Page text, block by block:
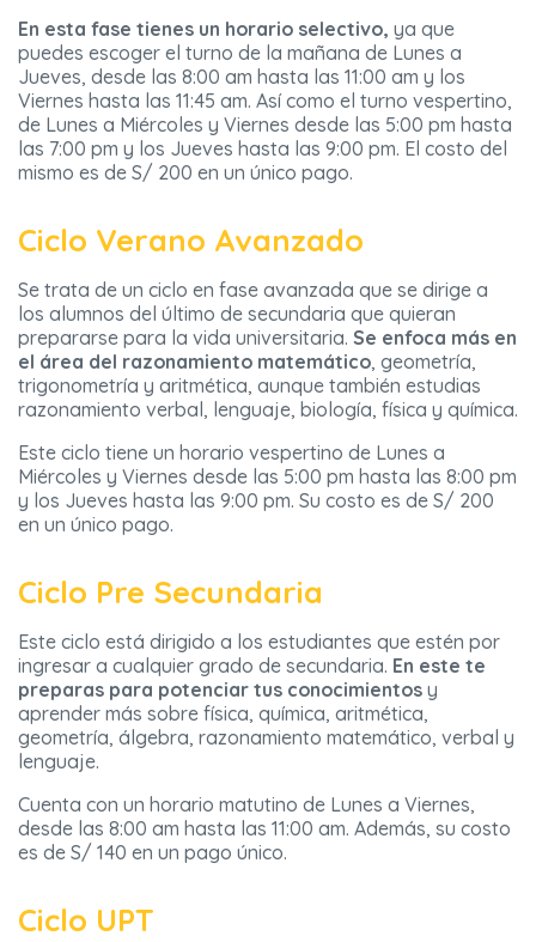
En esta fase tienes un horario selectivo, ya que
puedes escoger el turno de la mañana de Lunes a
Jueves, desde las 8:00 am hasta las 11:00 am y los
Viernes hasta las 11:45 am. Así como el turno vespertino,
de Lunes a Miércoles y Viernes desde las 5:00 pm hasta
las 7:00 pm y los Jueves hasta las 9:00 pm. El costo del
mismo es de S/ 200 en un único pago.
Ciclo Verano Avanzado
Se trata de un ciclo en fase avanzada que se dirige a
los alumnos del último de secundaria que quieran
prepararse para la vida universitaria. Se enfoca más en
el área del razonamiento matemático, geometría,
trigonometría y aritmética, aunque también estudias
razonamiento verbal, lenguaje, biología, física y química.
Este ciclo tiene un horario vespertino de Lunes a
Miércoles y Viernes desde las 5:00 pm hasta las 8:00 pm
y los Jueves hasta las 9:00 pm. Su costo es de S/ 200
en un único pago.
Ciclo Pre Secundaria
Este ciclo está dirigido a los estudiantes que estén por
ingresar a cualquier grado de secundaria. En este te
preparas para potenciar tus conocimientos y
aprender más sobre física, química, aritmética,
geometría, álgebra, razonamiento matemático, verbal y
lenguaje.
Cuenta con un horario matutino de Lunes a Viernes,
desde las 8:00 am hasta las 11:00 am. Además, su costo
es de S/ 140 en un pago único.
Ciclo UPT